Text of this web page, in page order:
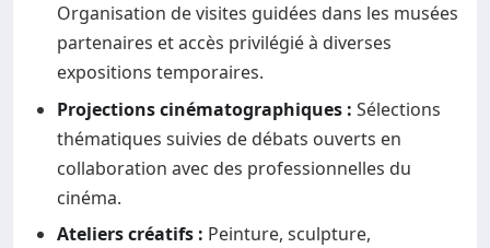
Organisation de visites guidées dans les musées
partenaires et accès privilégié à diverses
expositions temporaires.
Projections cinématographiques : Sélections
thématiques suivies de débats ouverts en
collaboration avec des professionnelles du
cinéma.
Ateliers créatifs : Peinture, sculpture,